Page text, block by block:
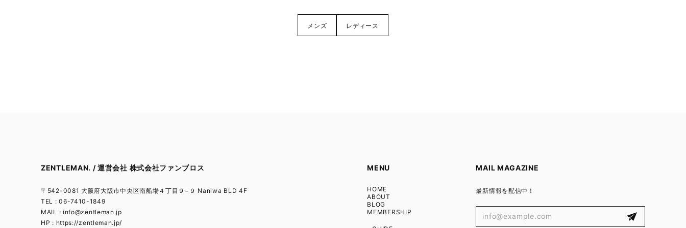
メンズ レディース
ZENTLEMAN. / 運営会社 株式会社ファンブロス
〒542-0081 大阪府大阪市中央区南船場４丁目９−９ Naniwa BLD 4F
TEL : 06-7410-1849
MAIL : info@zentleman.jp
HP : https://zentleman.jp/
MENU
HOME
ABOUT
BLOG
MEMBERSHIP
MAIL MAGAZINE
最新情報を配信中！